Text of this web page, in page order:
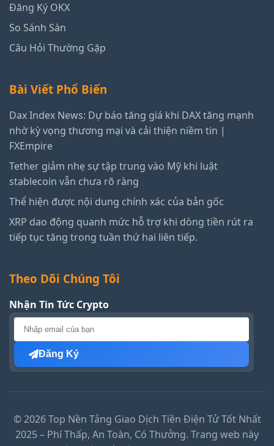
Đăng Ký OKX
So Sánh Sàn
Câu Hỏi Thường Gặp
Bài Viết Phổ Biến
Dax Index News: Dự báo tăng giá khi DAX tăng mạnh
nhờ kỳ vọng thương mại và cải thiện niềm tin |
FXEmpire
Tether giảm nhẹ sự tập trung vào Mỹ khi luật
stablecoin vẫn chưa rõ ràng
Thể hiện được nội dung chính xác của bản gốc
XRP dao động quanh mức hỗ trợ khi dòng tiền rút ra
tiếp tục tăng trong tuần thứ hai liên tiếp.
Theo Dõi Chúng Tôi
Nhận Tin Tức Crypto
Đăng Ký
© 2026 Top Nền Tảng Giao Dịch Tiền Điện Tử Tốt Nhất
2025 – Phí Thấp, An Toàn, Có Thưởng. Trang web này